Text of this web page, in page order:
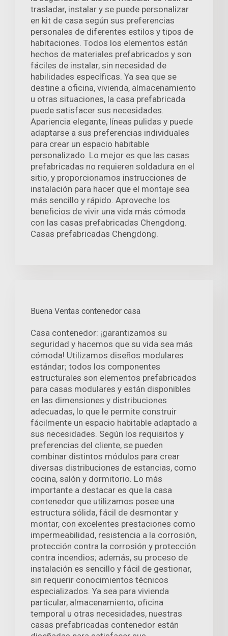
trasladar, instalar y se puede personalizar
en kit de casa según sus preferencias
personales de diferentes estilos y tipos de
habitaciones. Todos los elementos están
hechos de materiales prefabricados y son
fáciles de instalar, sin necesidad de
habilidades específicas. Ya sea que se
destine a oficina, vivienda, almacenamiento
u otras situaciones, la casa prefabricada
puede satisfacer sus necesidades.
Apariencia elegante, líneas pulidas y puede
adaptarse a sus preferencias individuales
para crear un espacio habitable
personalizado. Lo mejor es que las casas
prefabricadas no requieren soldadura en el
sitio, y proporcionamos instrucciones de
instalación para hacer que el montaje sea
más sencillo y rápido. Aproveche los
beneficios de vivir una vida más cómoda
con las casas prefabricadas Chengdong.
Casas prefabricadas Chengdong.
Buena Ventas contenedor casa
Casa contenedor: ¡garantizamos su
seguridad y hacemos que su vida sea más
cómoda! Utilizamos diseños modulares
estándar; todos los componentes
estructurales son elementos prefabricados
para casas modulares y están disponibles
en las dimensiones y distribuciones
adecuadas, lo que le permite construir
fácilmente un espacio habitable adaptado a
sus necesidades. Según los requisitos y
preferencias del cliente, se pueden
combinar distintos módulos para crear
diversas distribuciones de estancias, como
cocina, salón y dormitorio. Lo más
importante a destacar es que la casa
contenedor que utilizamos posee una
estructura sólida, fácil de desmontar y
montar, con excelentes prestaciones como
impermeabilidad, resistencia a la corrosión,
protección contra la corrosión y protección
contra incendios; además, su proceso de
instalación es sencillo y fácil de gestionar,
sin requerir conocimientos técnicos
especializados. Ya sea para vivienda
particular, almacenamiento, oficina
temporal u otras necesidades, nuestras
casas prefabricadas contenedor están